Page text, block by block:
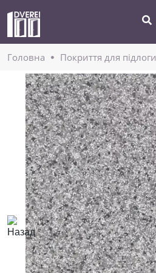
Головнa Покриття для підлоги